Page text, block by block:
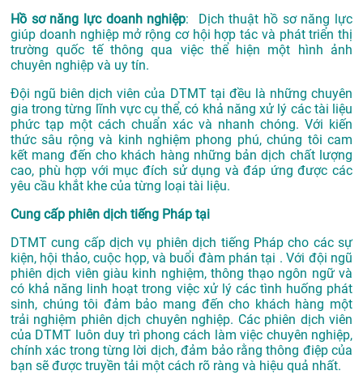
Hồ sơ năng lực doanh nghiệp: Dịch thuật hồ sơ năng lực
giúp doanh nghiệp mở rộng cơ hội hợp tác và phát triển thị
trường quốc tế thông qua việc thể hiện một hình ảnh
chuyên nghiệp và uy tín.
Đội ngũ biên dịch viên của DTMT tại đều là những chuyên
gia trong từng lĩnh vực cụ thể, có khả năng xử lý các tài liệu
phức tạp một cách chuẩn xác và nhanh chóng. Với kiến
thức sâu rộng và kinh nghiệm phong phú, chúng tôi cam
kết mang đến cho khách hàng những bản dịch chất lượng
cao, phù hợp với mục đích sử dụng và đáp ứng được các
yêu cầu khắt khe của từng loại tài liệu.
Cung cấp phiên dịch tiếng Pháp tại
DTMT cung cấp dịch vụ phiên dịch tiếng Pháp cho các sự
kiện, hội thảo, cuộc họp, và buổi đàm phán tại . Với đội ngũ
phiên dịch viên giàu kinh nghiệm, thông thạo ngôn ngữ và
có khả năng linh hoạt trong việc xử lý các tình huống phát
sinh, chúng tôi đảm bảo mang đến cho khách hàng một
trải nghiệm phiên dịch chuyên nghiệp. Các phiên dịch viên
của DTMT luôn duy trì phong cách làm việc chuyên nghiệp,
chính xác trong từng lời dịch, đảm bảo rằng thông điệp của
bạn sẽ được truyền tải một cách rõ ràng và hiệu quả nhất.